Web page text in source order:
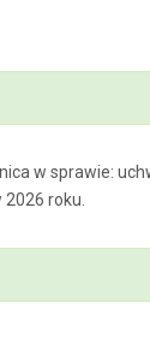
w sprawie:
roku.